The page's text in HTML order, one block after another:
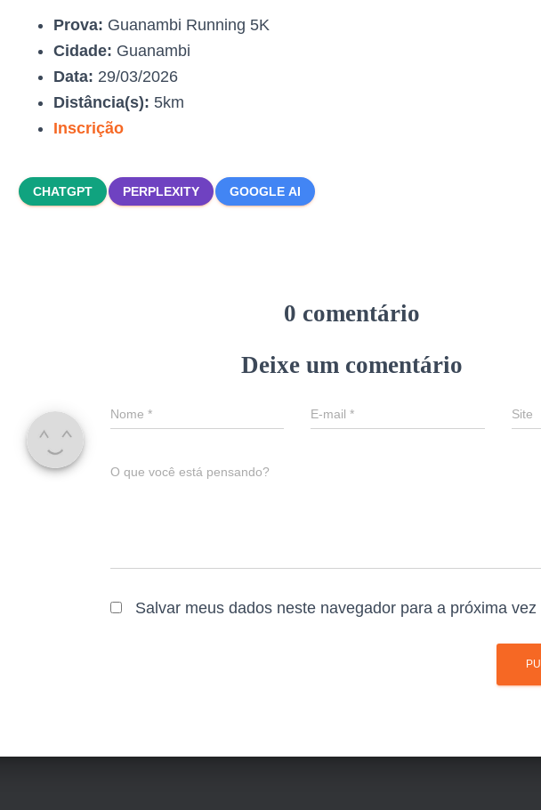
Prova: Guanambi Running 5K
Cidade: Guanambi
Data: 29/03/2026
Distância(s): 5km
Inscrição
CHATGPT PERPLEXITY GOOGLE AI
0 comentário
Deixe um comentário
Nome * E-mail* Site
O que você está pensando?
Salvar meus dados neste navegador para a próxima